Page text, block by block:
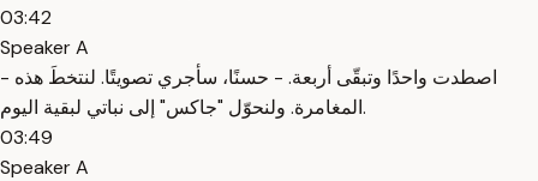
03:42
Speaker A
- اصطدت واحدًا وتبقّى أربعة. - حسنًا، سأجري تصويتًا. لنتخطَ هذه
المغامرة. ولنحوّل "جاكس" إلى نباتي لبقية اليوم.
03:49
Speaker A